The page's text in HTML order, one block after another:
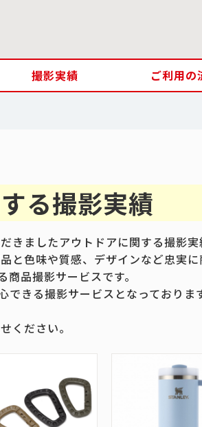
撮影実績 ご利用の
る撮影実績
きましたアウトドアに関する撮影実
と色味や質感、デザインなど忠実
品撮影サービスです。
できる撮影サービスとなっており
ください。